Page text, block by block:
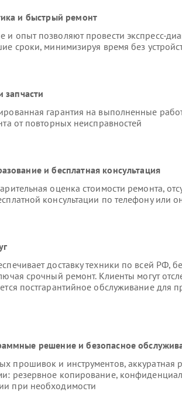
и быстрый ремонт
опыт позволяют провести экспресс-
сроки, минимизируя время без
запчасти
гарантия на выполненные
от повторных неисправностей
и бесплатная консультация
оценка стоимости ремонта,
консультации по телефону или
доставку техники по всей РФ,
срочный ремонт. Клиенты могут
постгарантийное обслуживание для
решение и безопасное
прошивок и инструментов, аккуратная
резервное копирование,
при необходимости